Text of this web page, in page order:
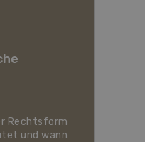
Rechtsform
und wann